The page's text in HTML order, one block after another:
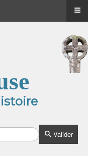
Valider
≡
≡